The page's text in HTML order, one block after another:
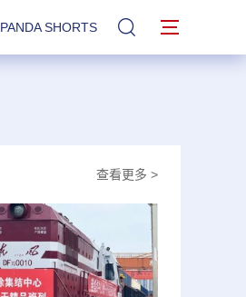
PANDA SHORTS 站内搜索
查看更多 >